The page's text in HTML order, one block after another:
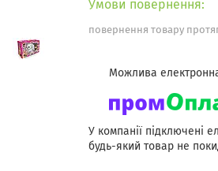
повернення товару
У компанії підключені
будь-який товар не